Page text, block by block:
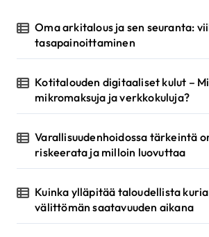
l
a
u
Oma arkitalous ja sen seuranta:
tasapainoittaminen
Kotitalouden digitaaliset kulut –
mikromaksuja ja verkkokuluja?
Varallisuudenhoidossa tärkeintä
riskeerata ja milloin luovuttaa
Kuinka ylläpitää taloudellista
välittömän saatavuuden aikana